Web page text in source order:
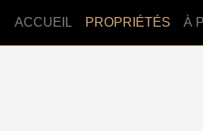
ACCUEIL PROPRIÉTÉS À